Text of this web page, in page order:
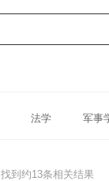
法学 军事
找到约13条相关结果